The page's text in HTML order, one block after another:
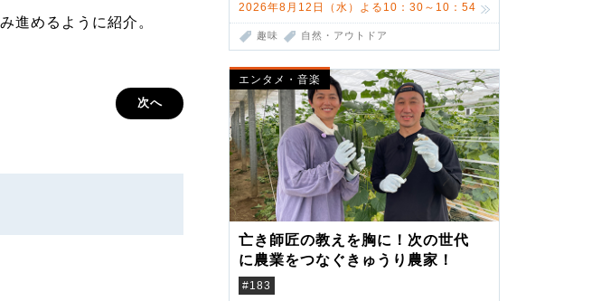
2026年8月12日（水）よる10：30～10：54
趣味 自然・アウトドア
エンタメ・音楽
亡き師匠の教えを胸に！次の世代
に農業をつなぐきゅうり農家！
#183
進めるように紹介。
次へ